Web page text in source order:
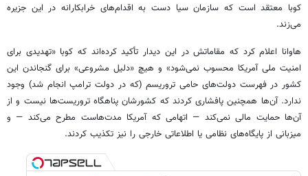
کوبا معتقد است که سازمان سیا دست به اقدام‌های خرابکارانه در این جزیره
می‌زند.
هاوانا اعلام کرد که مقاماتش در این دیدار تأکید کرده‌اند که کوبا «تهدیدی برای
امنیت ملی آمریکا محسوب نمی‌شود» و هیچ «دلیل مشروعی» برای گنجاندن این
کشور در فهرست دولت‌های حامی تروریسم (که در دولت ترامپ انجام شد) وجود
ندارد. آن‌ها همچنین پافشاری کردند که کشورشان پناهگاه تروریست‌ها نیست و از
آن‌ها حمایت مالی نمی‌کند — اتهامی که آمریکا مدت‌هاست مطرح می‌کند — و
میزبانی از پایگاه‌های نظامی یا اطلاعاتی خارجی را نیز تکذیب کردند.